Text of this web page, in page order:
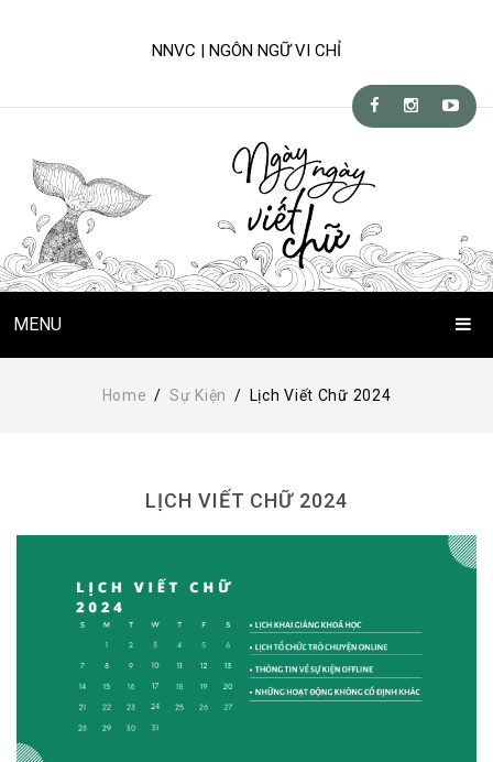
NNVC | NGÔN NGỮ VI CHỈ
MENU
Học từ dân gian
Ngòi bút người xưa
Người Việt với tiếng Việt
Học Viết Chữ
Home / Sự Kiện / Lịch Viết Chữ 2024
LỊCH VIẾT CHỮ 2024